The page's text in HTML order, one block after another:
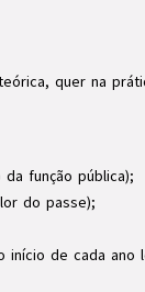
quer na
função pública);
do passe);
início de cada ano